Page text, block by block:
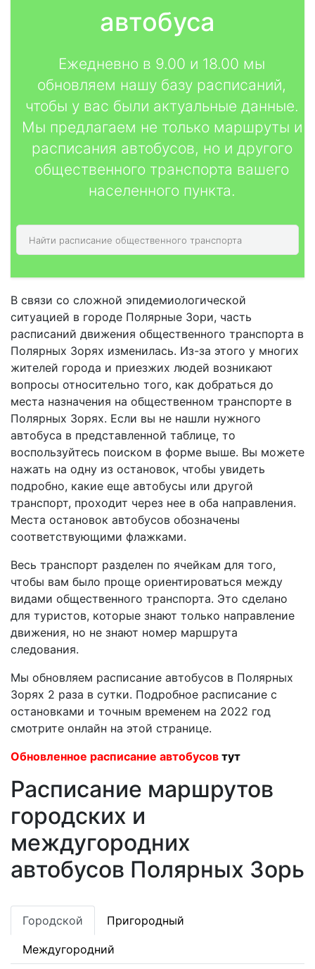
автобуса
Ежедневно в 9.00 и 18.00 мы
обновляем нашу базу расписаний,
чтобы у вас были актуальные данные.
Мы предлагаем не только маршруты и
расписания автобусов, но и другого
общественного транспорта вашего
населенного пункта.
В связи со сложной эпидемиологической
ситуацией в городе Полярные Зори, часть
расписаний движения общественного транспорта в
Полярных Зорях изменилась. Из-за этого у многих
жителей города и приезжих людей возникают
вопросы относительно того, как добраться до
места назначения на общественном транспорте в
Полярных Зорях. Если вы не нашли нужного
автобуса в представленной таблице, то
воспользуйтесь поиском в форме выше. Вы можете
нажать на одну из остановок, чтобы увидеть
подробно, какие еще автобусы или другой
транспорт, проходит через нее в оба направления.
Места остановок автобусов обозначены
соответствующими флажками.
Весь транспорт разделен по ячейкам для того,
чтобы вам было проще ориентироваться между
видами общественного транспорта. Это сделано
для туристов, которые знают только направление
движения, но не знают номер маршрута
следования.
Мы обновляем расписание автобусов в Полярных
Зорях 2 раза в сутки. Подробное расписание с
остановками и точным временем на 2022 год
смотрите онлайн на этой странице.
Обновленное расписание автобусов тут
Расписание маршрутов
городских и
междугородних
автобусов Полярных Зорь
Городской Пригородный
Междугородний